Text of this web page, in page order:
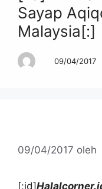
Sayap
Malaysia[:]
09/04/2017
09/04/2017 oleh
[:id]